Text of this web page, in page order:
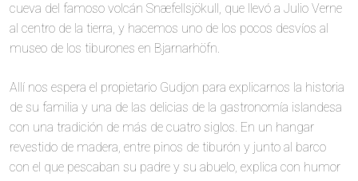
cueva del famoso volcán Snæfellsjökull, que llevó a Julio Verne
al centro de la tierra, y hacemos uno de los pocos desvíos al
museo de los tiburones en Bjarnarhöfn.
Allí nos espera el propietario Gudjon para explicarnos la historia
de su familia y una de las delicias de la gastronomía islandesa
con una tradición de más de cuatro siglos. En un hangar
revestido de madera, entre pinos de tiburón y junto al barco
con el que pescaban su padre y su abuelo, explica con humor